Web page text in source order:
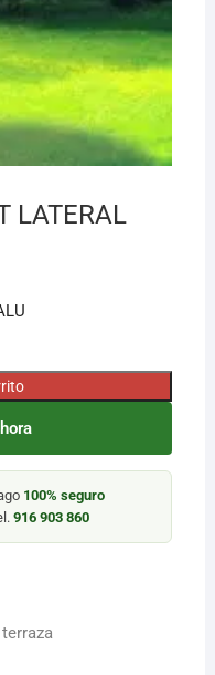
LATERAL
100% seguro
916 903 860
El Arroyo.
a encontrarlo,